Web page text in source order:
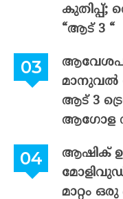
കുതിപ്പ്;
“ആട് 3 “
മാനുവൽ
ആട് 3
ആഗോള
ആഷിക്
മോളിവുഡ്
മാറ്റം